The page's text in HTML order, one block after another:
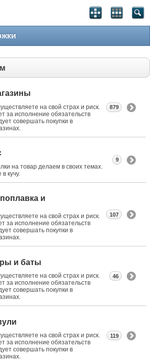
на свой страх и риск.
за исполнение обязательств
совершать покупки в
879
на товар делаем в своих темах.
кучу.
9
и
на свой страх и риск.
за исполнение обязательств
совершать покупки в
107
и баты
на свой страх и риск.
за исполнение обязательств
совершать покупки в
46
на свой страх и риск.
за исполнение обязательств
совершать покупки в
119